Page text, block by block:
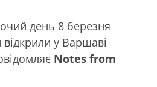
день 8 березня
відкрили у Варшаві
Notes from